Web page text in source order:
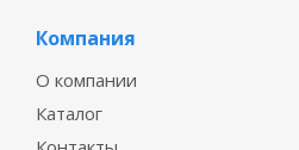
Компания
О компании
Каталог